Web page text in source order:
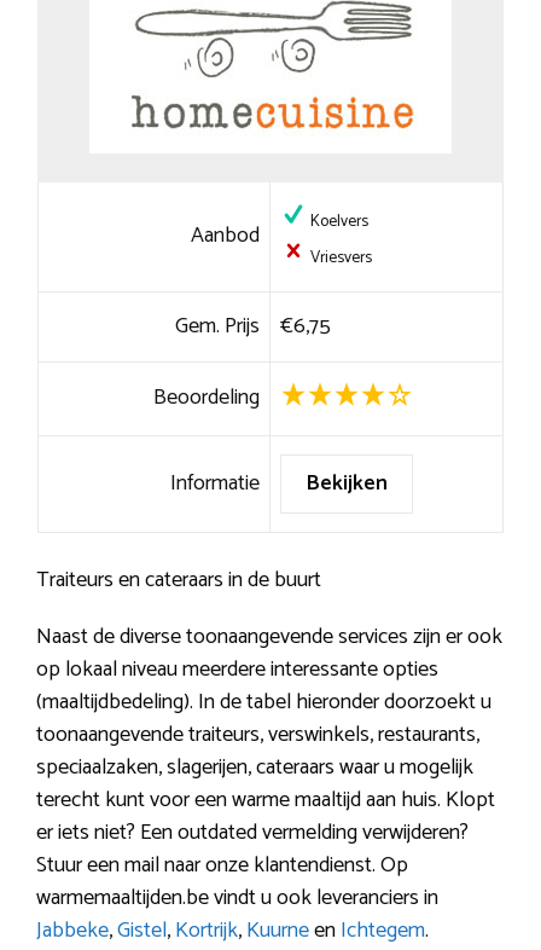
Aanbod
Koelvers
Vriesvers
Gem. Prijs €6,75
Beoordeling
Informatie Bekijken
Traiteurs en cateraars in de buurt
Naast de diverse toonaangevende services zijn er ook
op lokaal niveau meerdere interessante opties
(maaltijdbedeling). In de tabel hieronder doorzoekt u
toonaangevende traiteurs, verswinkels, restaurants,
speciaalzaken, slagerijen, cateraars waar u mogelijk
terecht kunt voor een warme maaltijd aan huis. Klopt
er iets niet? Een outdated vermelding verwijderen?
Stuur een mail naar onze klantendienst. Op
warmemaaltijden.be vindt u ook leveranciers in
Jabbeke,Gistel,Kortrijk,KuurneenIchtegem.